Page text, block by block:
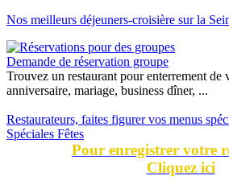
Nos meilleurs déjeuners-croisière sur la
Demande de réservation groupe
Trouvez un restaurant pour enterrement de
anniversaire, mariage, business dîner, ...
Restaurateurs, faites figurer vos menus
Spéciales Fêtes
Pour enregistrer votre
Cliquez ici